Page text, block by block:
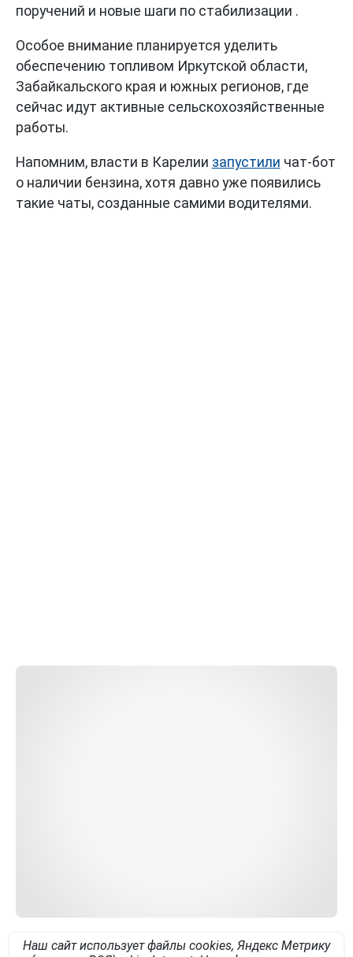
поручений и новые шаги по стабилизации .
Особое внимание планируется уделить
обеспечению топливом Иркутской области,
Забайкальского края и южных регионов, где
сейчас идут активные сельскохозяйственные
работы.
Напомним, власти в Карелии запустили чат-бот
о наличии бензина, хотя давно уже появились
такие чаты, созданные самими водителями.
Наш сайт использует файлы cookies, Яндекс Метрику